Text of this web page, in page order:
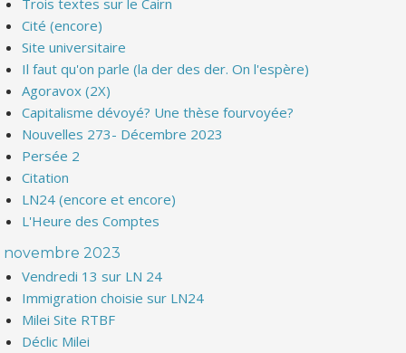
Trois textes sur le Cairn
Cité (encore)
Site universitaire
Il faut qu'on parle (la der des der. On l'espère)
Agoravox (2X)
Capitalisme dévoyé? Une thèse fourvoyée?
Nouvelles 273- Décembre 2023
Persée 2
Citation
LN24 (encore et encore)
L'Heure des Comptes
novembre 2023
Vendredi 13 sur LN 24
Immigration choisie sur LN24
Milei Site RTBF
Déclic Milei